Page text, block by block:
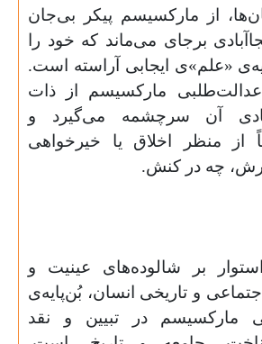
از مارکسیسم پیکر بی‌جان
برجای می‌ماند که خود را
«علم»ی ایجابی آراسته است.
مارکسیسم از ذات
آن سرچشمه می‌گیرد و
از منظر اخلاق یا خیرخواهی
چه در کنش.
بر شالوده‌های عینیت و
و تاریخی انسان، بُن‌پایه‌ی
مارکسیسم در تبیین و نقد